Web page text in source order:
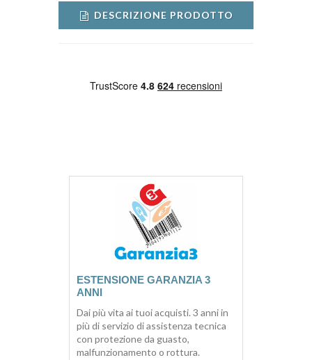
DESCRIZIONE PRODOTTO
ESTENSIONE GARANZIA 3
ANNI
Dai più vita ai tuoi acquisti. 3 anni in
più di servizio di assistenza tecnica
con protezione da guasto,
malfunzionamento o rottura.